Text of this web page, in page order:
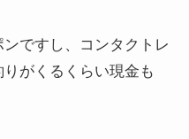
ですし、コンタクトレ
がくるくらい現金も